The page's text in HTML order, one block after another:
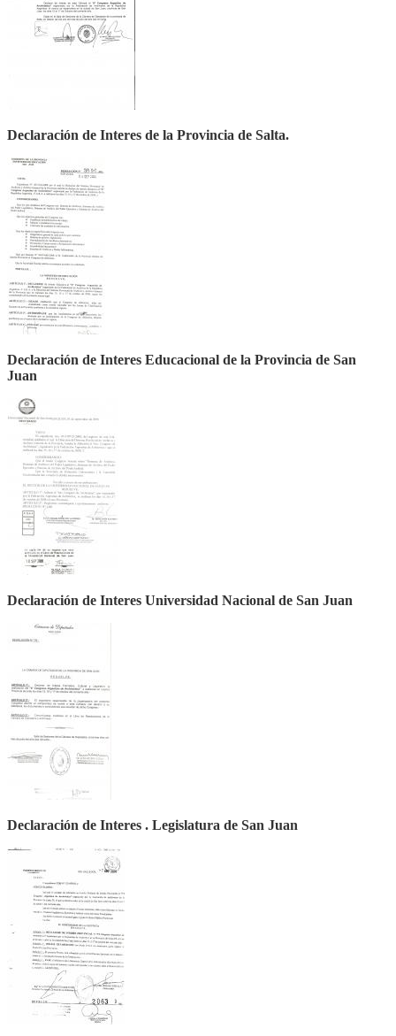
Declaración de Interes de la Provincia de Salta.
Declaración de Interes Educacional de la Provincia de San
Juan
Declaración de Interes Universidad Nacional de San Juan
Declaración de Interes . Legislatura de San Juan